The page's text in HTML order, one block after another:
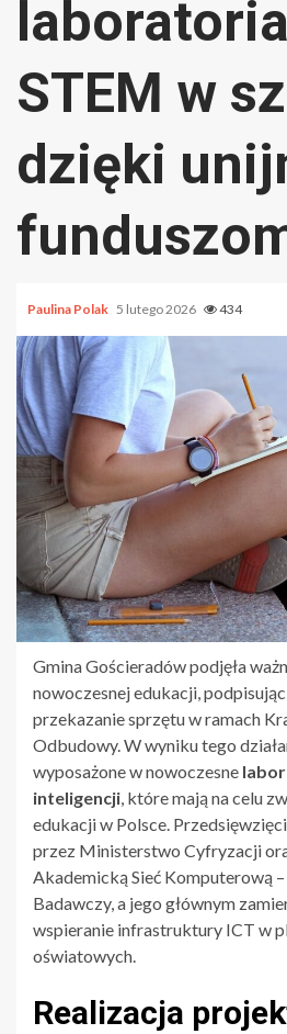
STEM w
dzięki
Paulina Polak 5 lutego 2026 434
Gmina Gościeradów podjęła
nowoczesnej edukacji,
przekazanie sprzętu w ramach
Odbudowy. W wyniku tego
wyposażone w nowoczesne
inteligencji , które mają na celu
edukacji w Polsce.
przez Ministerstwo Cyfryzacji
Akademicką Sieć Komputerową
Badawczy, a jego głównym
wspieranie infrastruktury ICT w
oświatowych.
Realizacja